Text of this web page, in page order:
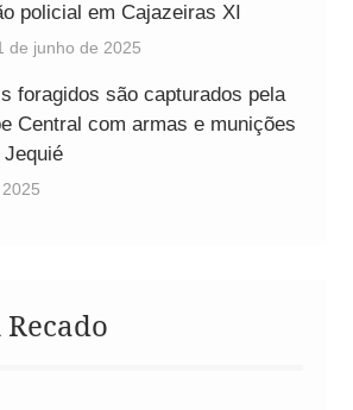
policial em Cajazeiras XI
de junho de 2025
foragidos são capturados pela
Central com armas e munições
Jequié